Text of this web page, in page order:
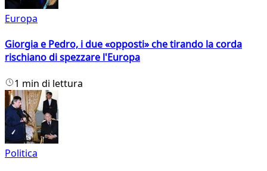
Europa
Giorgia e Pedro, i due «opposti» che tirando la corda
rischiano di spezzare l'Europa
1 min di lettura
Politica